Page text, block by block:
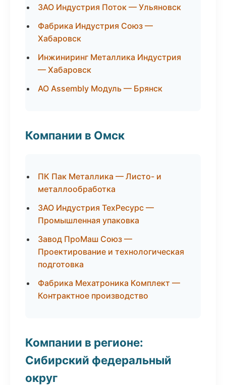
ЗАО Индустрия Поток — Ульяновск
Фабрика Индустрия Союз —
Хабаровск
Инжиниринг Металлика Индустрия
— Хабаровск
АО Assembly Модуль — Брянск
Компании в Омск
ПК Пак Металлика — Листо- и
металлообработка
ЗАО Индустрия ТехРесурс —
Промышленная упаковка
Завод ПроМаш Союз —
Проектирование и технологическая
подготовка
Фабрика Мехатроника Комплект —
Контрактное производство
Компании в регионе:
Сибирский федеральный
округ